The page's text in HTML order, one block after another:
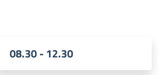
08.30 - 12.30